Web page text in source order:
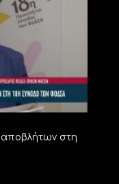
αποβλήτων στη